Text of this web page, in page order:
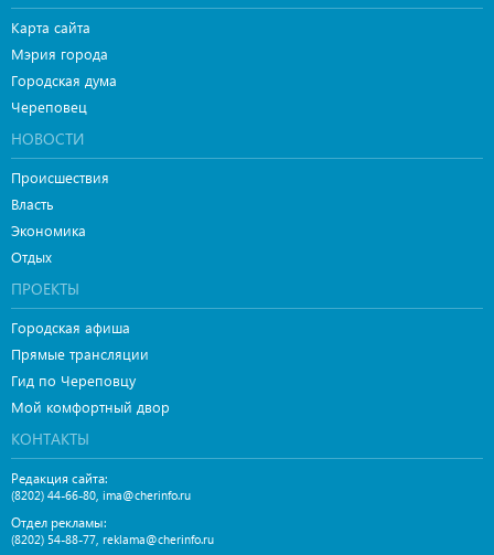
Карта сайта
Мэрия города
Городская дума
Череповец
НОВОСТИ
Происшествия
Власть
Экономика
Отдых
ПРОЕКТЫ
Городская афиша
Прямые трансляции
Гид по Череповцу
Мой комфортный двор
КОНТАКТЫ
Редакция сайта:
(8202) 44-66-80, ima@cherinfo.ru
Отдел рекламы:
(8202) 54-88-77, reklama@cherinfo.ru